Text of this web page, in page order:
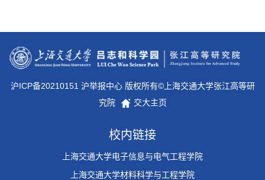
沪ICP备20210151 沪举报中心 版权所有©上海交通大学张江高等研
究院
交大主页
校内链接
上海交通大学电子信息与电气工程学院
上海交通大学材料科学与工程学院